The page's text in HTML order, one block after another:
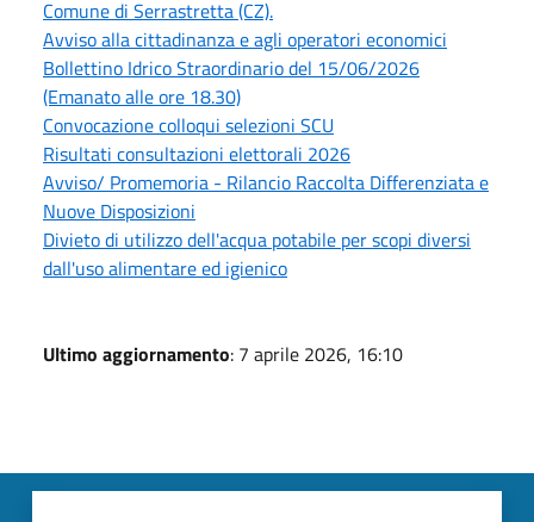
Comune di Serrastretta (CZ).
Avviso alla cittadinanza e agli operatori economici
Bollettino Idrico Straordinario del 15/06/2026
(Emanato alle ore 18.30)
Convocazione colloqui selezioni SCU
Risultati consultazioni elettorali 2026
Avviso/ Promemoria - Rilancio Raccolta Differenziata e
Nuove Disposizioni
Divieto di utilizzo dell'acqua potabile per scopi diversi
dall'uso alimentare ed igienico
Ultimo aggiornamento: 7 aprile 2026, 16:10